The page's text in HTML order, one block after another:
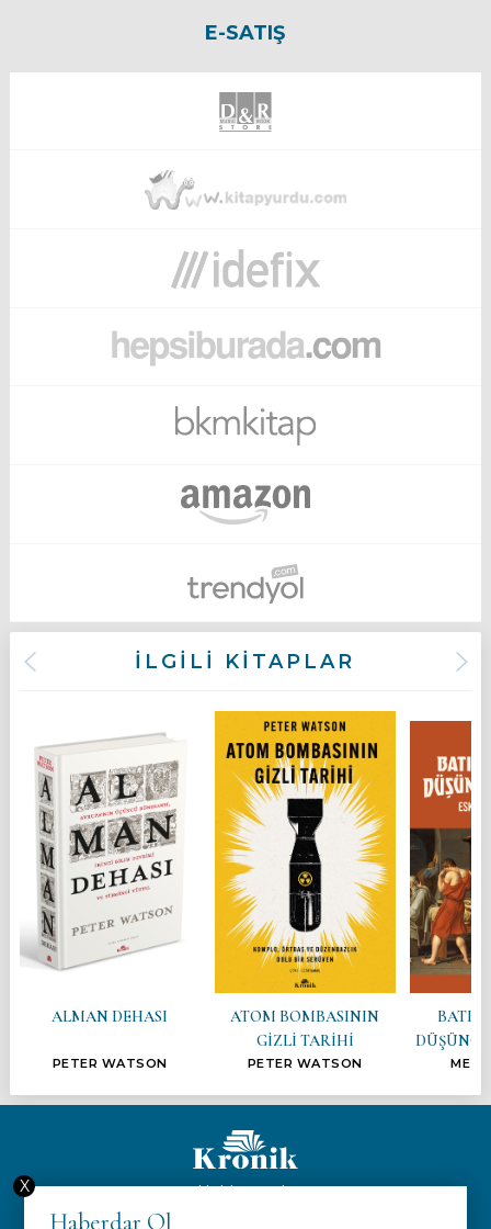
E-SATIŞ
İLGİLİ KİTAPLAR
ALMAN DEHASI
PETER WATSON
ATOM BOMBASININ
GİZLİ TARİHİ
PETER WATSON
Hakkımızda
Haberdar Ol
X